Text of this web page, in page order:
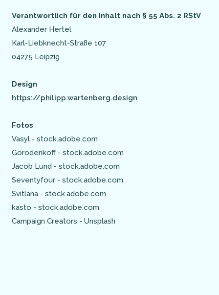
Verantwortlich für den Inhalt nach § 55 Abs. 2 RStV
Alexander Hertel
Karl-Liebknecht-Straße 107
04275 Leipzig
Design
https://philipp.wartenberg.design
Fotos
Vasyl - stock.adobe.com
Gorodenkoff - stock.adobe.com
Jacob Lund - stock.adobe.com
Seventyfour - stock.adobe.com
Svitlana - stock.adobe.com
kasto - stock.adobe.com
Campaign Creators - Unsplash